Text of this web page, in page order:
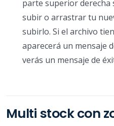
parte superior derecha
subir o arrastrar tu
subirlo. Si el archivo
aparecerá un mensaje
verás un mensaje de
Multi stock con